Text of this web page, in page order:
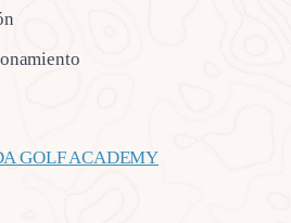
GOLF ACADEMY